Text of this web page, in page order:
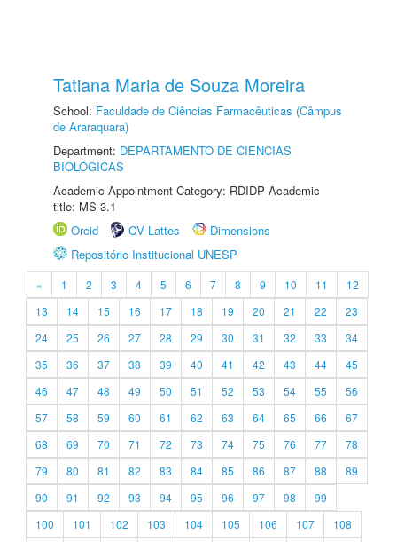
Tatiana Maria de Souza Moreira
School: Faculdade de Ciências Farmacêuticas (Câmpus
de Araraquara)
Department: DEPARTAMENTO DE CIÊNCIAS
BIOLÓGICAS
Academic Appointment Category: RDIDP Academic
title: MS-3.1
Orcid
CV Lattes
Dimensions
Repositório Institucional UNESP
« 1 2 3 4 5 6 7 8 9 10 11
12
13
14 15 16 17 18 19 20 21 22
23
24
25 26 27 28 29 30 31 32 33
34
35
36 37 38 39 40 41 42 43 44
45
46
47 48 49 50 51 52 53 54 55
56
57
58 59 60 61 62 63 64 65 66
67
68
69 70 71 72 73 74 75 76 77
78
79
80 81 82 83 84 85 86 87 88
89
90
91 92 93 94 95 96 97 98
99
100
101 102 103 104 105 106 107
108